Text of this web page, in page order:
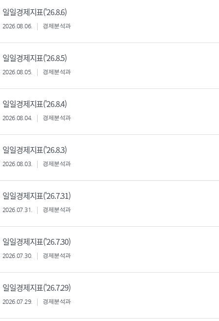
일일경제지표('26.8.6)
2026.08.06. 경제분석과
일일경제지표('26.8.5)
2026.08.05. 경제분석과
일일경제지표('26.8.4)
2026.08.04. 경제분석과
일일경제지표('26.8.3)
2026.08.03. 경제분석과
일일경제지표('26.7.31)
2026.07.31. 경제분석과
일일경제지표('26.7.30)
2026.07.30. 경제분석과
일일경제지표('26.7.29)
2026.07.29. 경제분석과